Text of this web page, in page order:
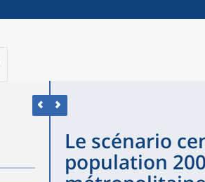
Le scénario
population